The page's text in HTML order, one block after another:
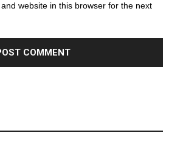
website in this browser for the next